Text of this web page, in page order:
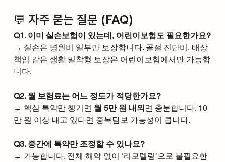
💬 자주 묻는 질문 (FAQ)
Q1. 이미 실손보험이 있는데, 어린이보험도 필요한가요?
→ 실손은 병원비 일부만 보장합니다. 골절 진단비, 배상
책임 같은 생활 밀착형 보장은 어린이보험에서만 가능합
니다.
Q2. 월 보험료는 어느 정도가 적당한가요?
→ 핵심 특약만 챙기면 월 5만 원 내외 면 충분합니다. 10
만 원 이상 내고 있다면 중복담보 가능성이 큽니다.
Q3. 중간에 특약만 조정할 수 있나요?
→ 가능합니다. 전체 해약 없이 ‘리모델링’으로 불필요한